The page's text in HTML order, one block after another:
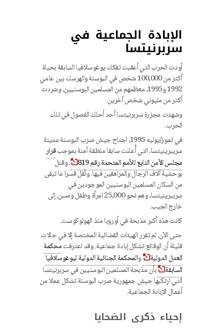
الإبادة الجماعية في
سربرنيتسا
أودت الحرب التي أعقبت تفكك يوغوسلافيا السابقة بحياة
أكثر من 100,000 شخص في البوسنة والهرسك بين عامي
1992 و1995، معظمهم من المسلمين البوسنيين، وشردت
أكثر من مليوني شخص آخرين.
وشهدت مجزرة سربرنيتسا أحد أحلك الفصول في تلك
الحرب.
في تموز/يوليه 1995، اجتاح جيش صرب البوسنة مدينة
سريبرينيتسا، التي أُعلنت سابقا منطقة آمنة بموجبقرار
مجلس الأمن التابع للأمم المتحدة رقم 819
، وقتل
بوحشية آلاف الرجال والمراهقين فيها. ونُقل قسرا ما تبقى
من السكان المسلمين البوسنيين الموجودين في
سريبرينيتسا، وهم نحو 25,000 امرأة وطفل ومسن، إلى
خارج الجيب.
كانت هذه أكبر مذبحة في أوروبا منذ الهولوكوست.
حتى الآن، لم تقرر الهيئات القضائية المختصة إلا في حالات
قليلة أن الوقائع تشكل إبادة جماعية. وقد اعترفتمحكمة
العدل الدولية
والمحكمة الجنائية الدولية ليوغوسلافيا
السابقة بأن مذبحة المسلمين البوسنيين في سربرنيتسا
التي ارتكبها جيش جمهورية صرب البوسنة تشكل عملا من
أعمال الإبادة الجماعية.
إحياء ذكرى الضحايا